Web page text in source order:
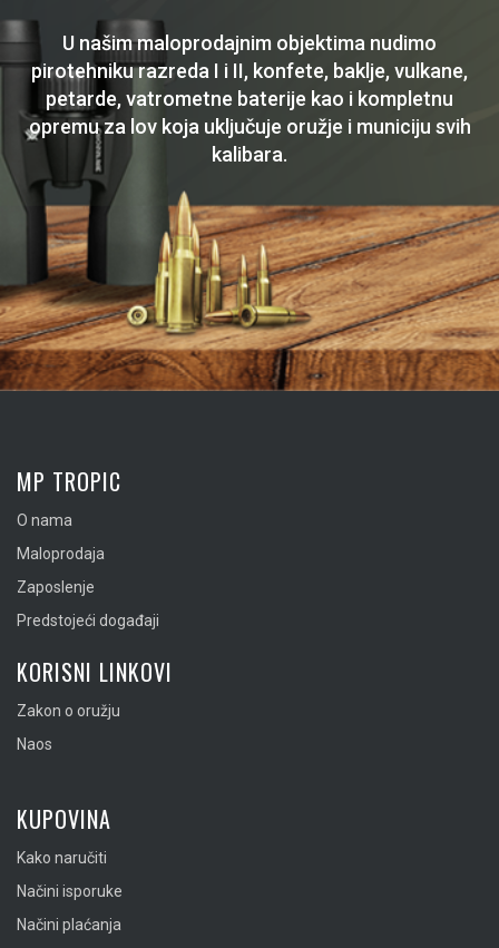
U našim maloprodajnim objektima nudimo
pirotehniku razreda I i II, konfete, baklje, vulkane,
petarde, vatrometne baterije kao i kompletnu
opremu za lov koja uključuje oružje i municiju svih
kalibara.
MP TROPIC
O nama
Maloprodaja
Zaposlenje
Predstojeći događaji
KORISNI LINKOVI
Zakon o oružju
Naos
KUPOVINA
Kako naručiti
Načini isporuke
Načini plaćanja